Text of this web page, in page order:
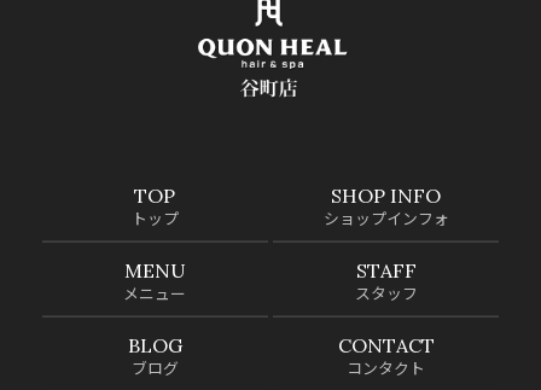
TOP
トップ
SHOP INFO
ショップインフォ
MENU
メニュー
STAFF
スタッフ
BLOG
ブログ
CONTACT
コンタクト